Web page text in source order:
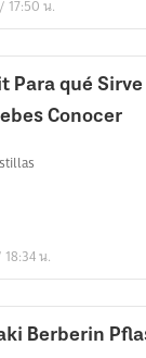
17:50 น.
Para qué
Conocer
น.
Berberin